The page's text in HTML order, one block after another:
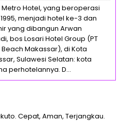
Metro Hotel, yang beroperasi
menjadi hotel ke-3 dan
yang dibangun Arwan
bos Losari Hotel Group (PT
Beach Makassar), di Kota
Sulawesi Selatan: kota
perhotelannya. D...
Cepat, Aman, Terjangkau.